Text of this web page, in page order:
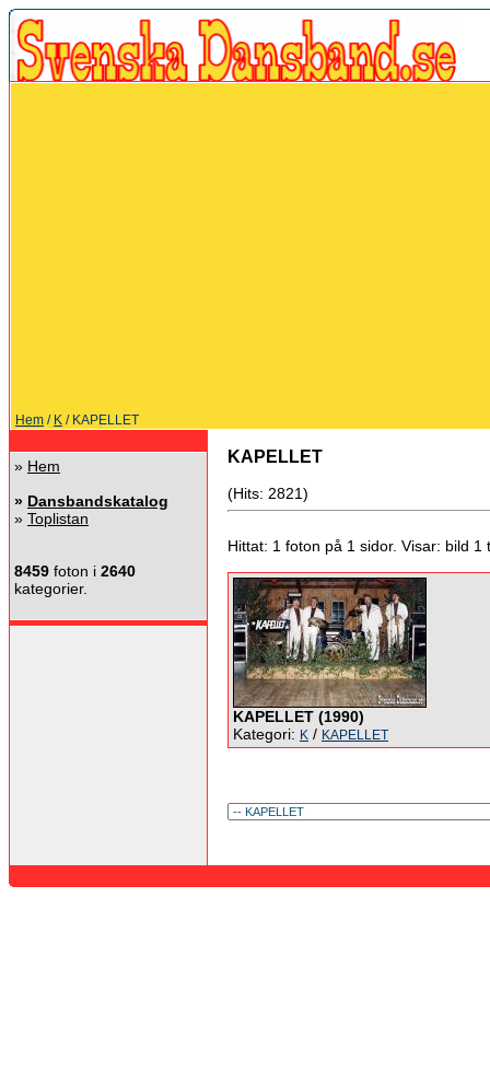
Hem / K / KAPELLET
» Hem
» Dansbandskatalog
» Toplistan
8459 foton i 2640
kategorier.
KAPELLET
(Hits: 2821)
Hittat: 1 foton på 1 sidor. Visar: bild 1
KAPELLET (1990)
Kategori: K / KAPELLET